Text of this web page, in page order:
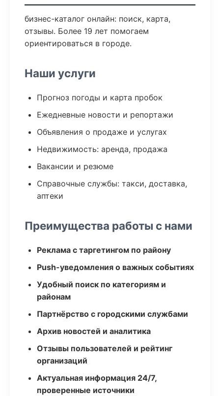
бизнес-каталог онлайн: поиск, карта,
отзывы. Более 19 лет помогаем
ориентироваться в городе.
Наши услуги
Прогноз погоды и карта пробок
Ежедневные новости и репортажи
Объявления о продаже и услугах
Недвижимость: аренда, продажа
Вакансии и резюме
Справочные службы: такси, доставка,
аптеки
Преимущества работы с нами
Реклама с таргетингом по району
Push-уведомления о важных событиях
Удобный поиск по категориям и
районам
Партнёрство с городскими службами
Архив новостей и аналитика
Отзывы пользователей и рейтинг
организаций
Актуальная информация 24/7,
проверенные источники